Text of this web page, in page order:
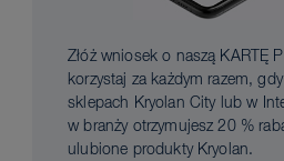
Złóż wniosek o naszą KARTĘ
korzystaj za każdym razem,
sklepach Kryolan City lub w
w branży otrzymujesz 20 %
ulubione produkty Kryolan.